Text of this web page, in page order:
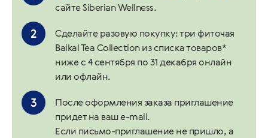
сайте Siberian Wellness.
Сделайте разовую покупку: три фиточая
Baikal Tea Collection из списка товаров*
ниже с 4 сентября по 31 декабря онлайн
или офлайн.
После оформления заказа приглашение
придет на ваш e-mail.
Если письмо-приглашение не пришло, а